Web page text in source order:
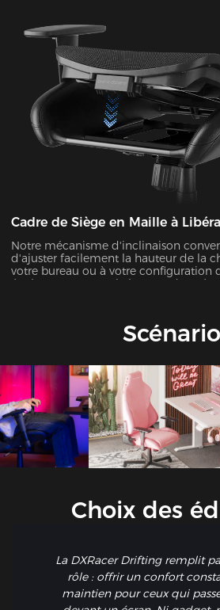
Cadre de Siège en Maille à
Modulaire
Notre mécanisme d'inclinaison
d'ajuster facilement la hauteur de la
votre bureau ou à votre configuration
également tourner le bouton du
Choix des
La DXRacer Drifting remplit
rôle : offrir un confort
maintien pour ceux qui